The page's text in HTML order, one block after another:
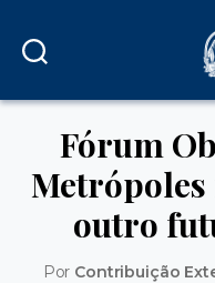
Fórum
Metrópoles
outro
Por Contribuição